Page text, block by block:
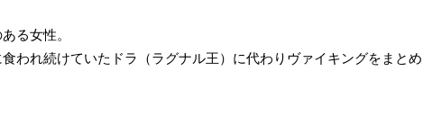
る女性。
われ続けていたドラ（ラグナル王）に代わりヴァイキングをまとめ